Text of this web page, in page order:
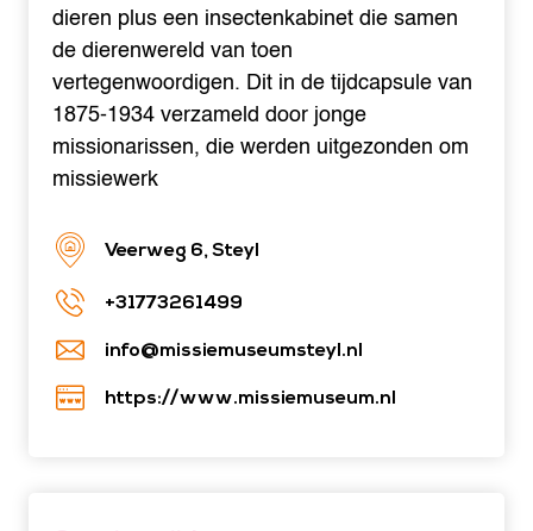
dieren plus een insectenkabinet die samen
de dierenwereld van toen
vertegenwoordigen. Dit in de tijdcapsule van
1875-1934 verzameld door jonge
missionarissen, die werden uitgezonden om
missiewerk
Veerweg 6, Steyl
+31773261499
info@missiemuseumsteyl.nl
https://www.missiemuseum.nl